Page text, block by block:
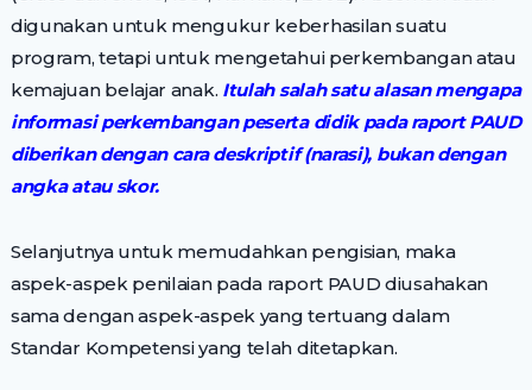
digunakan untuk mengukur keberhasilan suatu
program, tetapi untuk mengetahui perkembangan atau
kemajuan belajar anak. Itulah salah satu alasan mengapa
informasi perkembangan peserta didik pada raport PAUD
diberikan dengan cara deskriptif (narasi), bukan dengan
angka atau skor.
Selanjutnya untuk memudahkan pengisian, maka
aspek-aspek penilaian pada raport PAUD diusahakan
sama dengan aspek-aspek yang tertuang dalam
Standar Kompetensi yang telah ditetapkan.